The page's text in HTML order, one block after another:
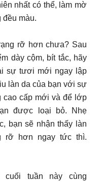
nhất có thể, làm mờ
đều màu.
rỡ hơn chưa? Sau
dày cộm, bít tắc, hãy
sự tươi mới ngay lập
làn da của bạn với sự
cao cấp mới và để lớp
được loại bỏ. Nhẹ
bạn sẽ nhận thấy làn
rỡ hơn ngay tức thì.
tuần này cùng